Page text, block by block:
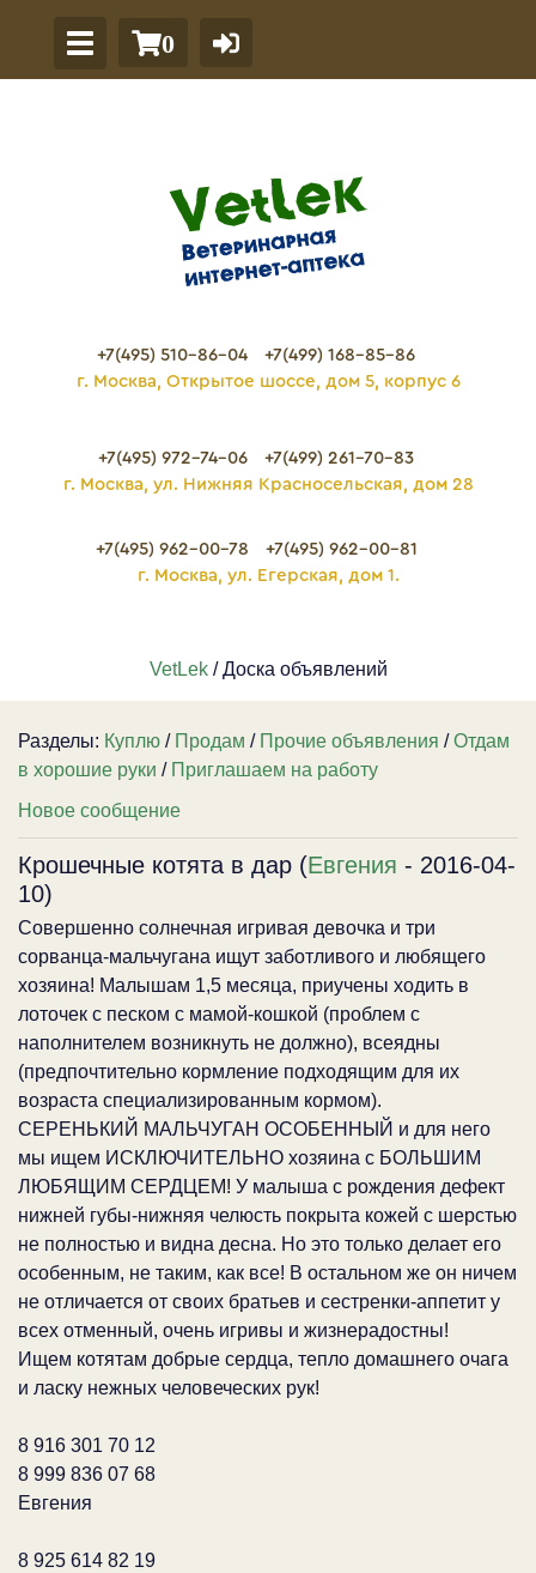
0
+7(495) 510-86-04
+7(499) 168-85-86
г. Москва, Открытое шоссе, дом 5, корпус 6
+7(495) 972-74-06
+7(499) 261-70-83
г. Москва, ул. Нижняя Красносельская, дом 28
+7(495) 962-00-78
+7(495) 962-00-81
г. Москва, ул. Егерская, дом 1.
VetLek/ Доска объявлений
Разделы: Куплю / Продам / Прочие объявления /Отдам
в хорошие руки / Приглашаем на работу
Новое сообщение
Крошечные котята в дар (Евгения - 2016-04-
10)
Совершенно солнечная игривая девочка и три
сорванца-мальчугана ищут заботливого и любящего
хозяина! Малышам 1,5 месяца, приучены ходить в
лоточек с песком с мамой-кошкой (проблем с
наполнителем возникнуть не должно), всеядны
(предпочтительно кормление подходящим для их
возраста специализированным кормом).
СЕРЕНЬКИЙ МАЛЬЧУГАН ОСОБЕННЫЙ и для него
мы ищем ИСКЛЮЧИТЕЛЬНО хозяина с БОЛЬШИМ
ЛЮБЯЩИМ СЕРДЦЕМ! У малыша с рождения дефект
нижней губы-нижняя челюсть покрыта кожей с шерстью
не полностью и видна десна. Но это только делает его
особенным, не таким, как все! В остальном же он ничем
не отличается от своих братьев и сестренки-аппетит у
всех отменный, очень игривы и жизнерадостны!
Ищем котятам добрые сердца, тепло домашнего очага
и ласку нежных человеческих рук!
8 916 301 70 12
8 999 836 07 68
Евгения
8 925 614 82 19